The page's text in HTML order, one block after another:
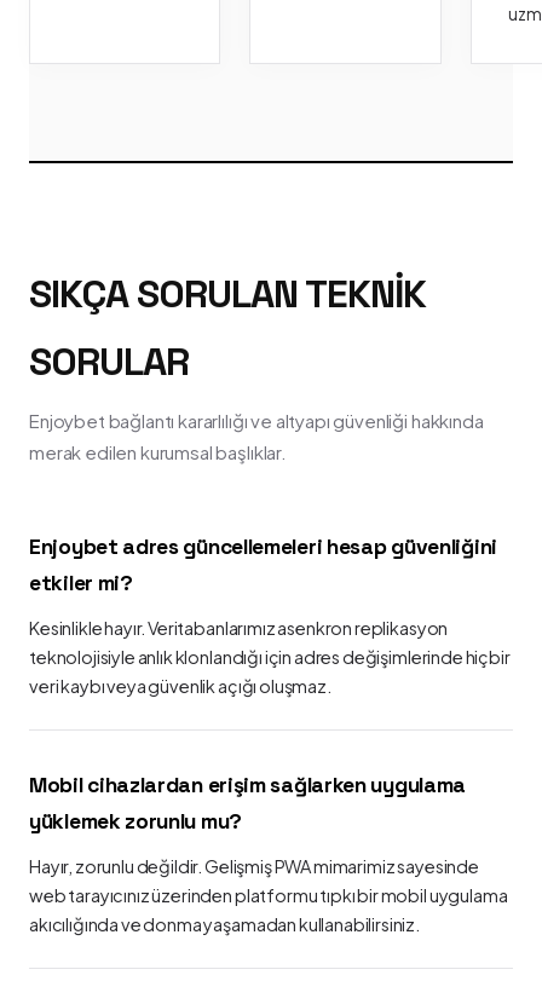
SIKÇA SORULAN TEKNIK
SORULAR
Enjoybet bağlantı kararlılığı ve altyapı güvenliği hakkında
merak edilen kurumsal başlıklar.
Enjoybet adres güncellemeleri hesap güvenliğini
etkiler mi?
Kesinlikle hayır. Veritabanlarımız asenkron replikasyon
teknolojisiyle anlık klonlandığı için adres değişimlerinde hiçbir
veri kaybı veya güvenlik açığı oluşmaz.
Mobil cihazlardan erişim sağlarken uygulama
yüklemek zorunlu mu?
Hayır, zorunlu değildir. Gelişmiş PWA mimarimiz sayesinde
web tarayıcınız üzerinden platformu tıpkı bir mobil uygulama
akıcılığında ve donma yaşamadan kullanabilirsiniz.